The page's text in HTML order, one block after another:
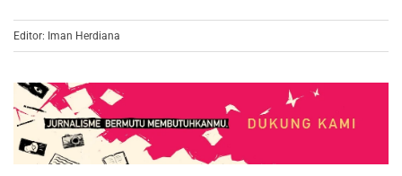
Editor: Iman Herdiana